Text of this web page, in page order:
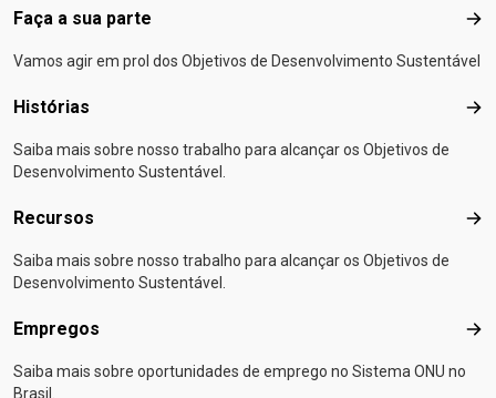
Faça a sua parte
Vamos agir em prol dos Objetivos de Desenvolvimento Sustentável
Histórias
Saiba mais sobre nosso trabalho para alcançar os Objetivos de
Desenvolvimento Sustentável.
Recursos
Saiba mais sobre nosso trabalho para alcançar os Objetivos de
Desenvolvimento Sustentável.
Empregos
Saiba mais sobre oportunidades de emprego no Sistema ONU no
Brasil.